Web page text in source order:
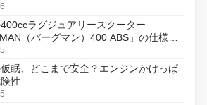
ラグジュアリースクーター
（バーグマン）400 ABS」の仕様を
月18日に発売
眠、どこまで安全？エンジンかけっぱ
性